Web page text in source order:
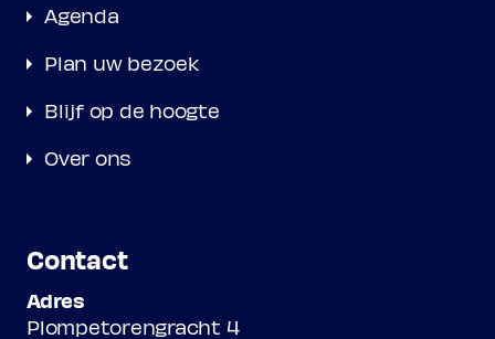
Agenda
Plan uw bezoek
Blijf op de hoogte
Over ons
Contact
Adres
Plompetorengracht 4